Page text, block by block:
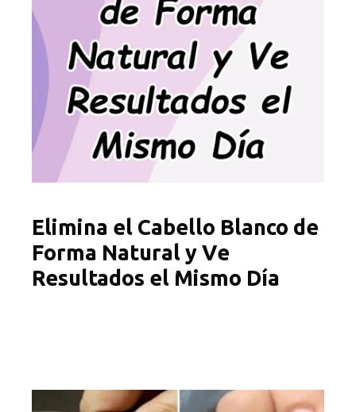
Elimina el Cabello Blanco de
Forma Natural y Ve
Resultados el Mismo Día